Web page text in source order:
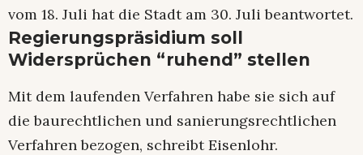
vom 18. Juli hat die Stadt am 30. Juli beantwortet.
Regierungspräsidium soll
Widersprüchen “ruhend” stellen
Mit dem laufenden Verfahren habe sie sich auf
die baurechtlichen und sanierungsrechtlichen
Verfahren bezogen, schreibt Eisenlohr.